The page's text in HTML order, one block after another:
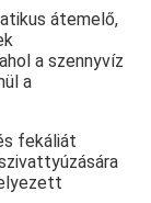
átemelő,
a szennyvíz
a
fekáliát